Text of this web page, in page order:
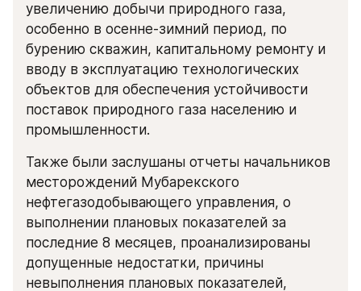
увеличению добычи природного газа,
особенно в осенне-зимний период, по
бурению скважин, капитальному ремонту и
вводу в эксплуатацию технологических
объектов для обеспечения устойчивости
поставок природного газа населению и
промышленности.
Также были заслушаны отчеты начальников
месторождений Мубарекского
нефтегазодобывающего управления, о
выполнении плановых показателей за
последние 8 месяцев, проанализированы
допущенные недостатки, причины
невыполнения плановых показателей,